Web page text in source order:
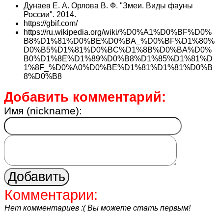
Дунаев Е. А. Орлова В. Ф. "Змеи. Виды фауны
России". 2014.
https://gbif.com/
https://ru.wikipedia.org/wiki/%D0%A1%D0%BF%D0%
B8%D1%81%D0%BE%D0%BA_%D0%BF%D1%80%
D0%B5%D1%81%D0%BC%D1%8B%D0%BA%D0%
B0%D1%8E%D1%89%D0%B8%D1%85%D1%81%D
1%8F_%D0%A0%D0%BE%D1%81%D1%81%D0%B
8%D0%B8
Добавить комментарий:
Имя (nickname):
Комментарии:
Нет комментариев :( Вы можете стать первым!